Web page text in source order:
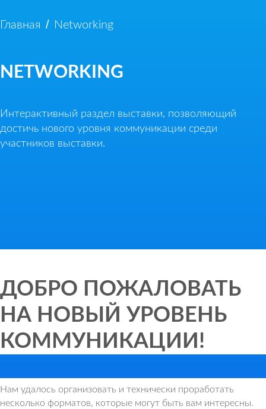
Главная / Networking
NETWORKING
Интерактивный раздел выставки, позволяющий
достичь нового уровня коммуникации среди
участников выставки.
ДОБРО ПОЖАЛОВАТЬ
НА НОВЫЙ УРОВЕНЬ
КОММУНИКАЦИИ!
Нам удалось организовать и технически проработать
несколько форматов, которые могут быть вам интересны.